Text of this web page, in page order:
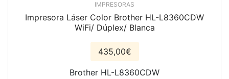
IMPRESORAS
Impresora Láser Color Brother HL-L8360CDW
WiFi/ Dúplex/ Blanca
435,00€
Brother HL-L8360CDW